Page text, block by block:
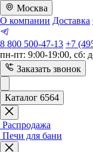
Москва
О компании Доставка
8 800 500-47-13 +7
пн-пт: 9:00-19:00, сб:
Заказать звонок
Каталог 6564
Распродажа
Печи для бани